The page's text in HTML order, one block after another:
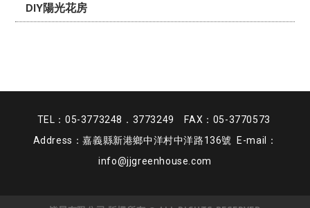
DIY陽光花房
TEL：05-3773248．3773249 FAX：05-3770573
Address：嘉義縣新港鄉中洋村中洋路136號 E-mail：
info@jjgreenhouse.com